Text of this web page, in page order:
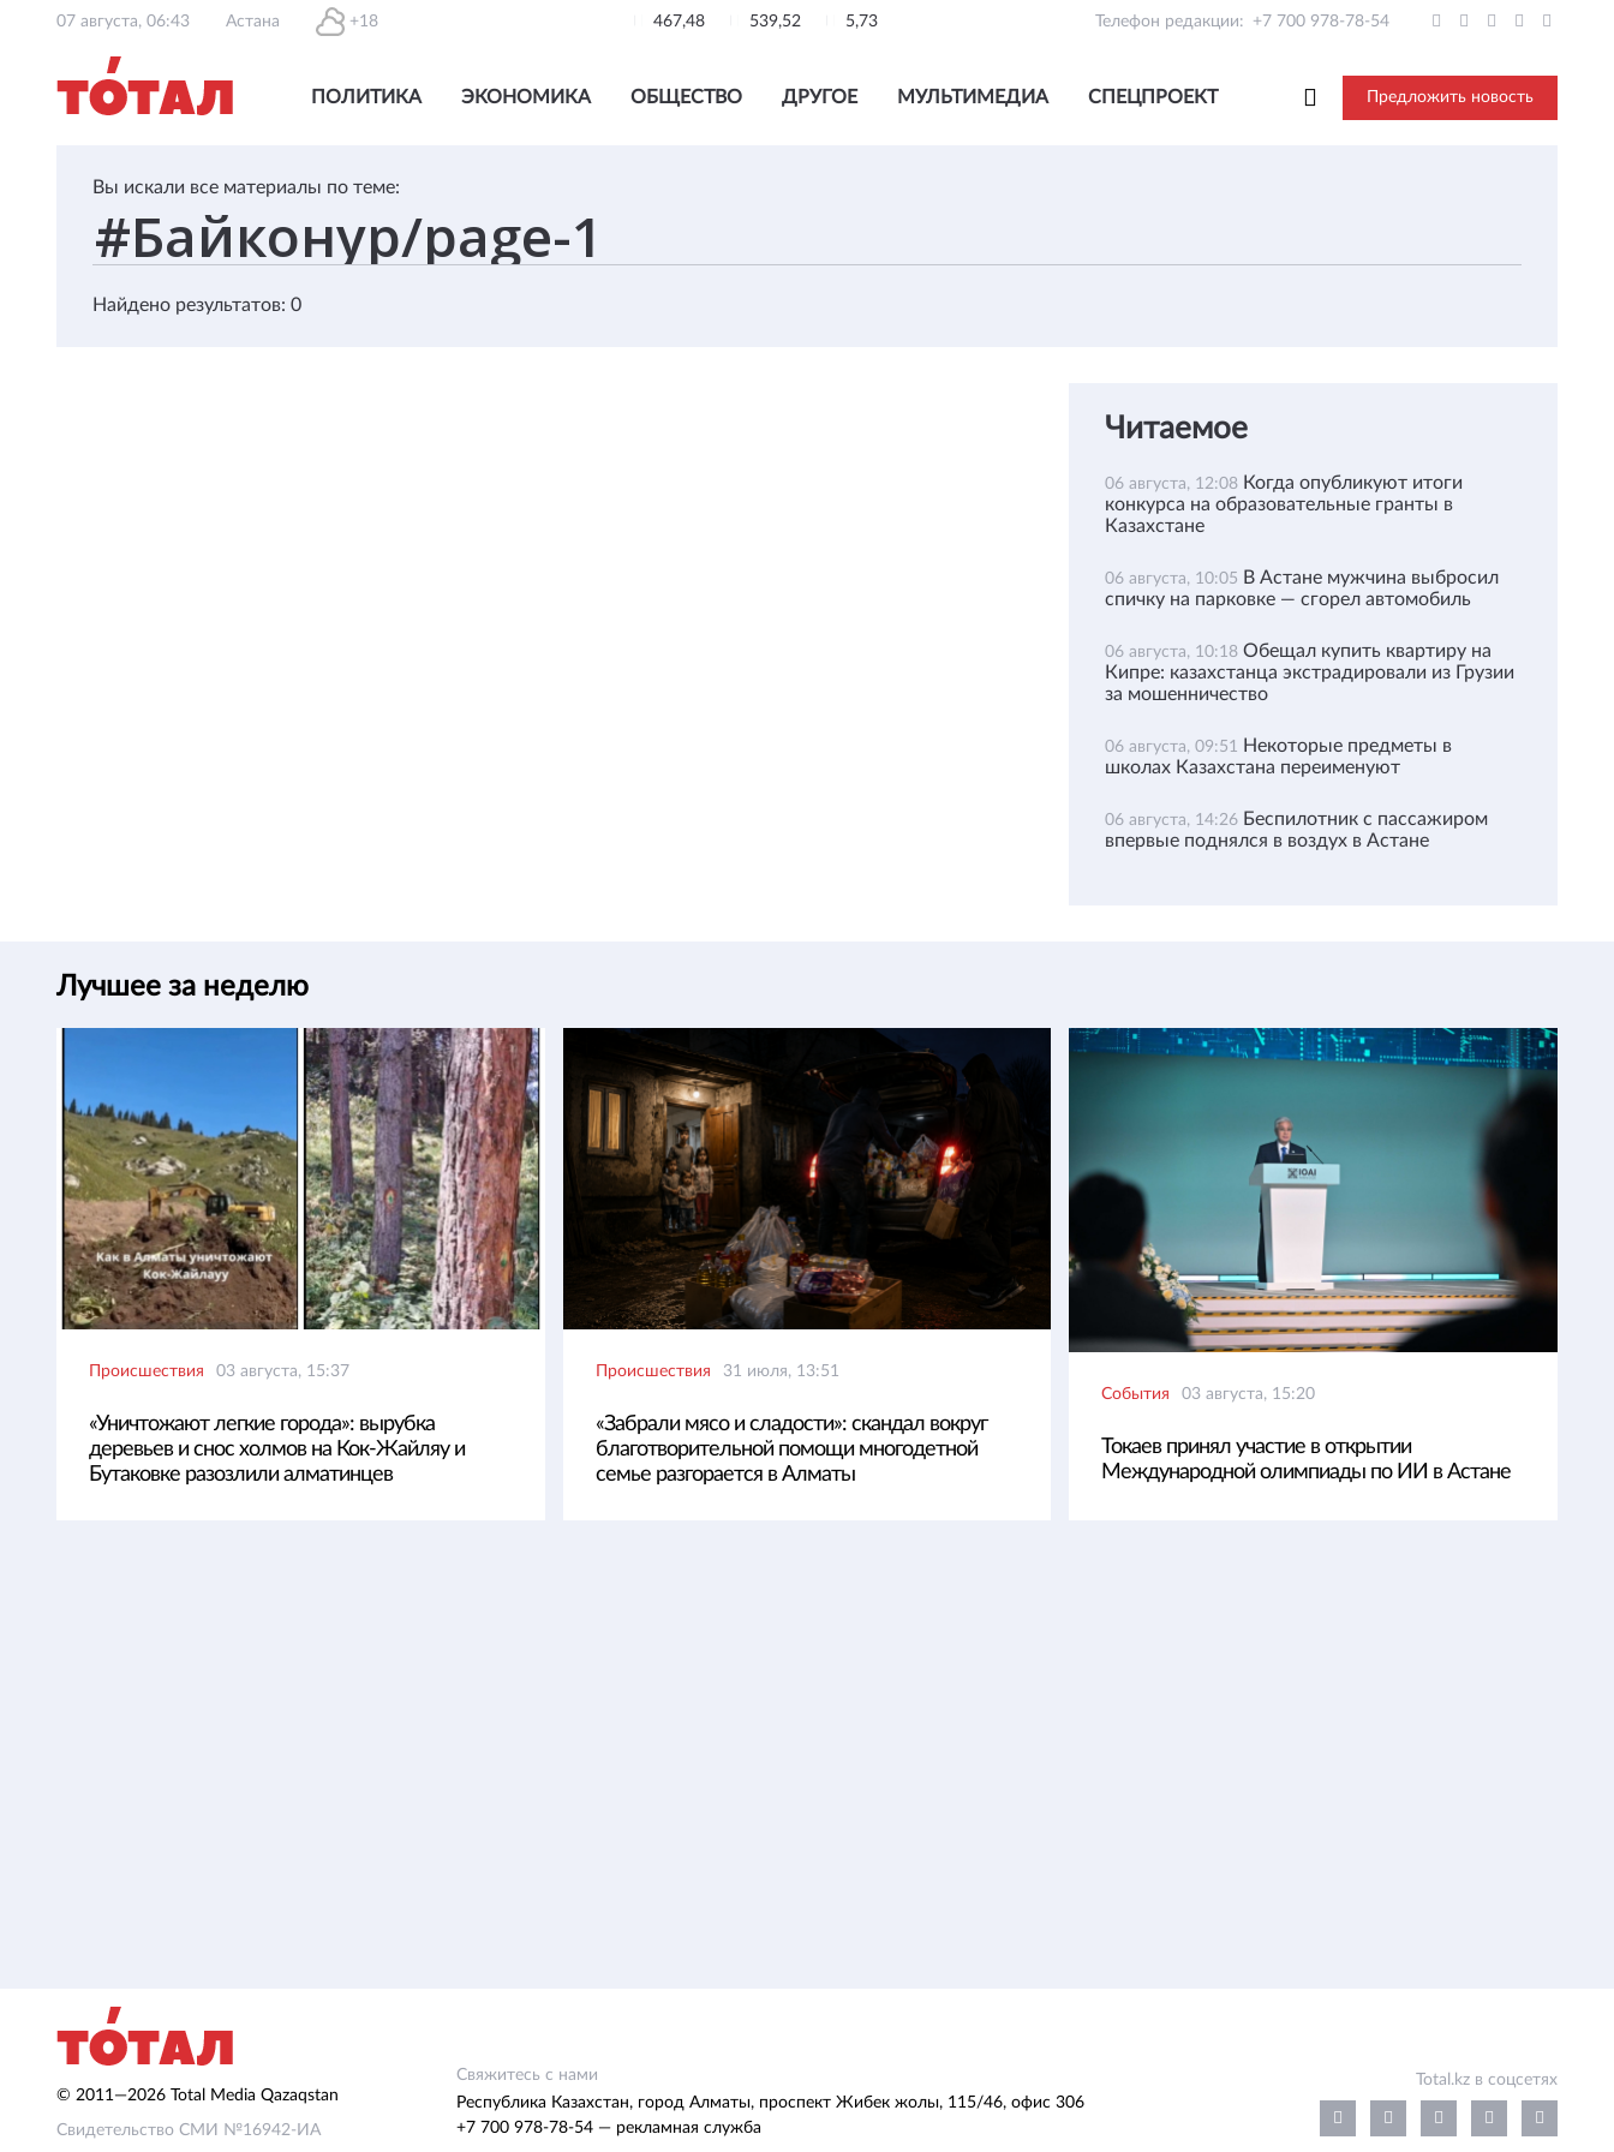
07 августа, 06:43 Астана +18 467,48 539,52 5,73 Телефон редакции: +7 700 978-78-54
ПОЛИТИКА ЭКОНОМИКА ОБЩЕСТВО ДРУГОЕ МУЛЬТИМЕДИА СПЕЦПРОЕКТ Предложить новость
Вы искали все материалы по теме:
Найдено результатов: 0
Читаемое
06 августа, 12:08 Когда опубликуют итоги
конкурса на образовательные гранты в
Казахстане
06 августа, 10:05 В Астане мужчина выбросил
спичку на парковке — сгорел автомобиль
06 августа, 10:18 Обещал купить квартиру на
Кипре: казахстанца экстрадировали из Грузии
за мошенничество
06 августа, 09:51 Некоторые предметы в
школах Казахстана переименуют
06 августа, 14:26 Беспилотник с пассажиром
впервые поднялся в воздух в Астане
Лучшее за неделю
Происшествия 03 августа, 15:37
«Уничтожают легкие города»: вырубка
деревьев и снос холмов на Кок-Жайляу и
Бутаковке разозлили алматинцев
Происшествия 31 июля, 13:51
«Забрали мясо и сладости»: скандал вокруг
благотворительной помощи многодетной
семье разгорается в Алматы
События 03 августа, 15:20
Токаев принял участие в открытии
Международной олимпиады по ИИ в Астане
© 2011—2026 Total Media Qazaqstan
Свидетельство СМИ №16942-ИА
Свяжитесь с нами
Республика Казахстан, город Алматы, проспект Жибек жолы, 115/46, офис 306
+7 700 978-78-54 — рекламная служба
Total.kz в соцсетях